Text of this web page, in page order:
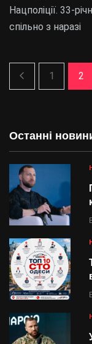
Нацполіції. 33-
спільно з наразі
1 2
Останні